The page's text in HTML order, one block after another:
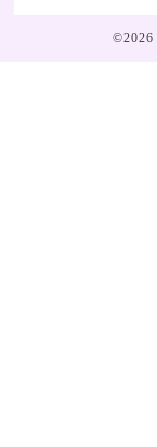
©2026